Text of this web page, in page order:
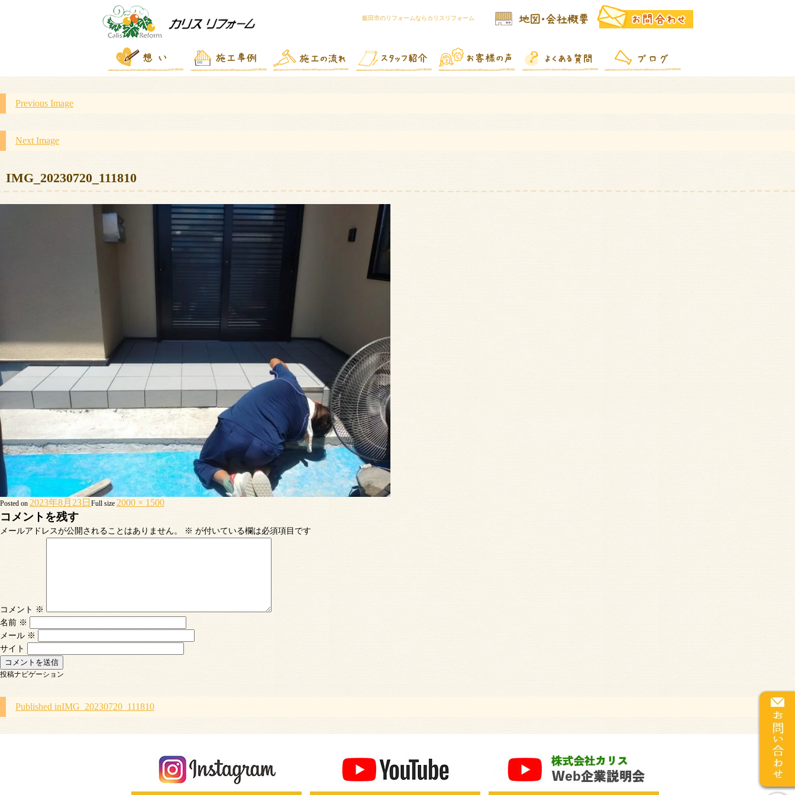
飯田市のリフォームならカリスリフォーム
Previous Image
Next Image
IMG_20230720_111810
Posted on 2023年8月23日 Full size 2000 × 1500
コメントを残す
メールアドレスが公開されることはありません。 ※ が付いている欄は必須項目です
コメント ※
名前 ※
メール ※
サイト
投稿ナビゲーション
Published inIMG_20230720_111810